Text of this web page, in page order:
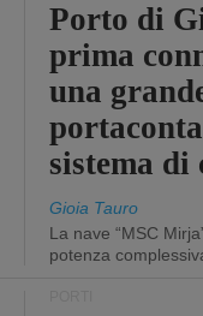
Porto di
prima
una
sistema
Gioia Tauro
La nave “MSC
potenza